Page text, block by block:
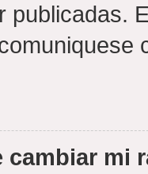
publicadas.
cambiar mi